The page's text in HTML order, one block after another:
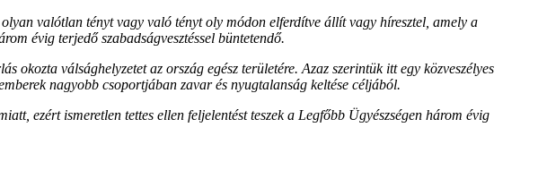
valótlan tényt vagy való tényt oly módon elferdítve állít vagy híresztel, amely a
évig terjedő szabadságvesztéssel büntetendő.
válsághelyzetet az ország egész területére. Azaz szerintük itt egy közveszélyes
nagyobb csoportjában zavar és nyugtalanság keltése céljából.
ezért ismeretlen tettes ellen feljelentést teszek a Legfőbb Ügyészségen három évig